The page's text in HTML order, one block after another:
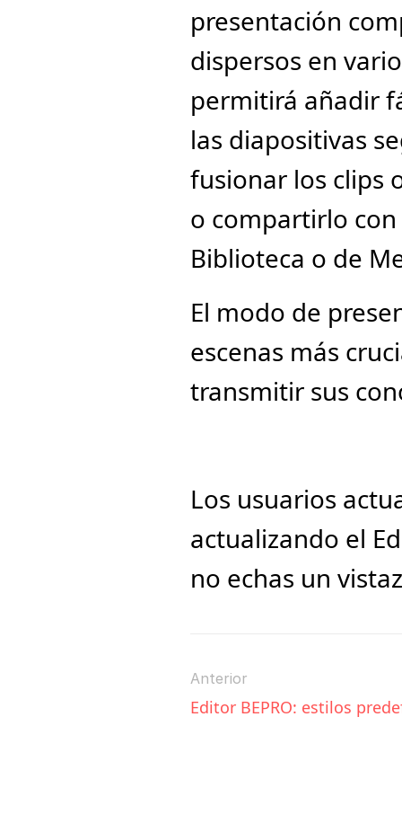
presentación
dispersos en
permitirá añadir
las diapositivas
fusionar los clips
o compartirlo
Biblioteca o de
El modo de
escenas más
transmitir sus
Los usuarios
actualizando el
no echas un
Anterior
Editor BEPRO: estilos